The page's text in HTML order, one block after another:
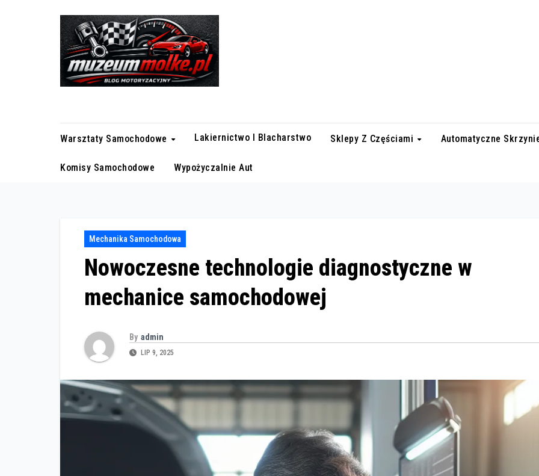
Warsztaty Samochodowe Lakiernictwo I Blacharstwo Sklepy Z Częściami Automatyczne
Komisy Samochodowe Wypożyczalnie Aut
Mechanika Samochodowa
Nowoczesne technologie diagnostyczne w
mechanice samochodowej
By admin
LIP 9, 2025